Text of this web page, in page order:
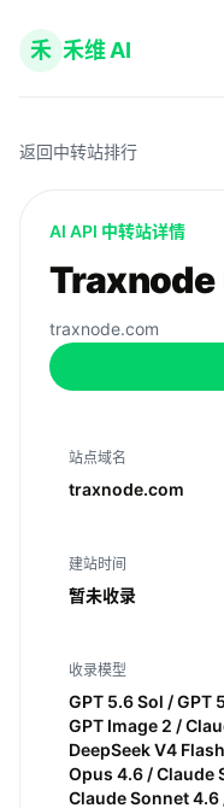
禾 禾维 AI
返回中转站排行
AI API 中转站详情
Traxnode
traxnode.com
站点域名
traxnode.com
建站时间
暂未收录
收录模型
GPT 5.6 Sol / GPT
GPT Image 2 /
DeepSeek V4
Opus 4.6 / Claude
Claude Sonnet 4.6